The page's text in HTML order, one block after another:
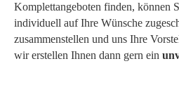
Komplettangeboten finden, können
individuell auf Ihre Wünsche
zusammenstellen und uns Ihre
wir erstellen Ihnen dann gern ein